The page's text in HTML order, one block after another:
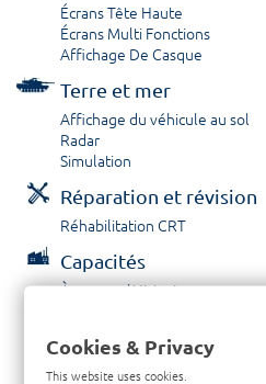
Écrans Tête Haute
Écrans Multi Fonctions
Affichage De Casque
Terre et mer
Affichage du véhicule au sol
Radar
Simulation
Réparation et révision
Réhabilitation CRT
Capacités
À propos / Historique
Contactez nous
Cookies & Privacy
This website uses cookies.